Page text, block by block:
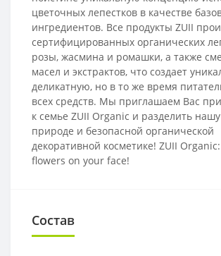
цветочных лепестков в качестве
ингредиентов. Все продукты ZUII
сертифицированных органических
розы, жасмина и ромашки, а также
масел и экстрактов, что создает
деликатную, но в то же время
всех средств. Мы приглашаем Вас
к семье ZUII Organic и разделить
природе и безопасной органической
декоративной косметике! ZUII
flowers on your face!
Состав